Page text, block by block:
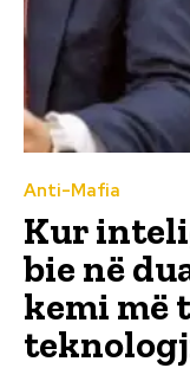
Anti-Mafia
Kur
bie në
kemi më